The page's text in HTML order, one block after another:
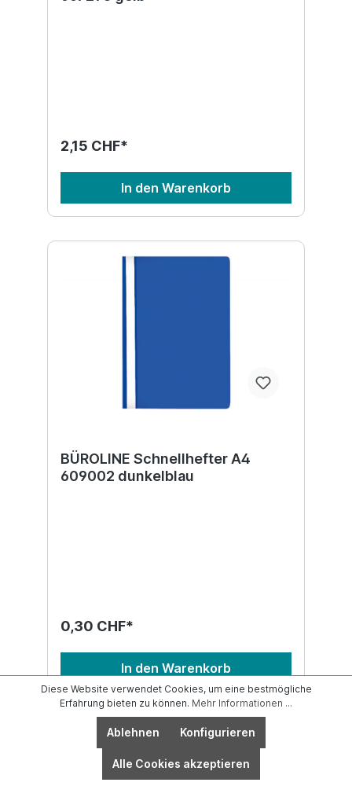
2,15 CHF*
In den Warenkorb
BÜROLINE Schnellhefter A4
609002 dunkelblau
0,30 CHF*
In den Warenkorb
Diese Website verwendet Cookies, um eine bestmögliche
Erfahrung bieten zu können. Mehr Informationen ...
Ablehnen Konfigurieren
Alle Cookies akzeptieren